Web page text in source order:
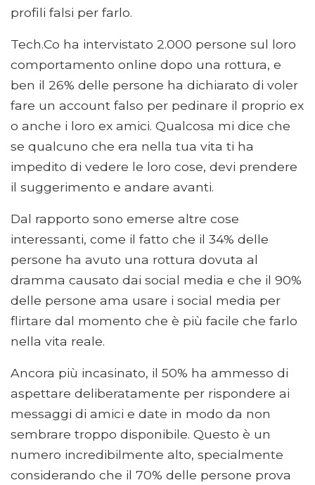
profili falsi per farlo.
Tech.Co ha intervistato 2.000 persone sul loro
comportamento online dopo una rottura, e
ben il 26% delle persone ha dichiarato di voler
fare un account falso per pedinare il proprio ex
o anche i loro ex amici. Qualcosa mi dice che
se qualcuno che era nella tua vita ti ha
impedito di vedere le loro cose, devi prendere
il suggerimento e andare avanti.
Dal rapporto sono emerse altre cose
interessanti, come il fatto che il 34% delle
persone ha avuto una rottura dovuta al
dramma causato dai social media e che il 90%
delle persone ama usare i social media per
flirtare dal momento che è più facile che farlo
nella vita reale.
Ancora più incasinato, il 50% ha ammesso di
aspettare deliberatamente per rispondere ai
messaggi di amici e date in modo da non
sembrare troppo disponibile. Questo è un
numero incredibilmente alto, specialmente
considerando che il 70% delle persone prova